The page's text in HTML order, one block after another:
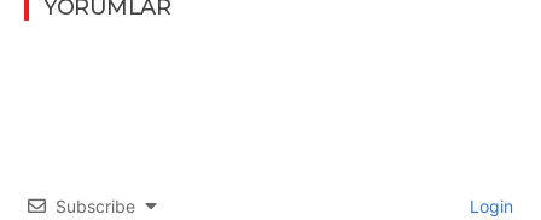
YORUMLAR
Subscribe Login